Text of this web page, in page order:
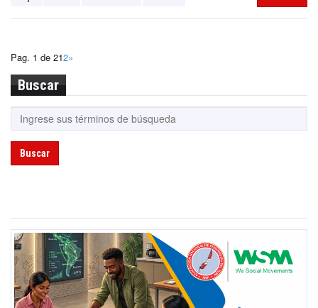
Pag. 1 de 212»
Buscar
Buscar